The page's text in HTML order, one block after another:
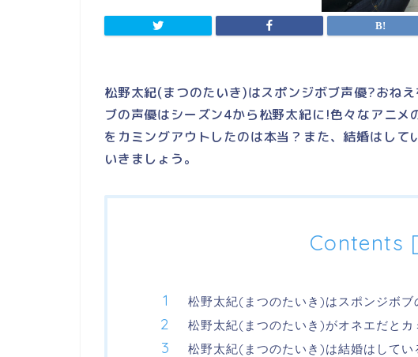
松野太紀(まつのたいき)はスポンジボブ声優?おね
ブの声優はシーズン4から松野太紀に!色々なアニメ
をカミングアウトしたのは本当？また、結婚はして
いきましょう。
Contents [
松野太紀(まつのたいき)はスポンジボブ
松野太紀(まつのたいき)がオネエだとカ
松野太紀(まつのたいき)は結婚はしてい